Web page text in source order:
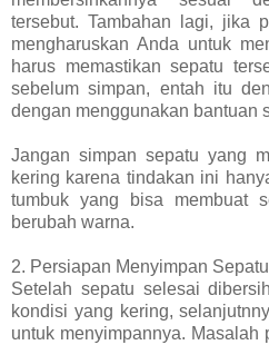
tersebut. Tambahan lagi, jika
mengharuskan Anda untuk
harus memastikan sepatu
sebelum simpan, entah itu
dengan menggunakan bantuan
Jangan simpan sepatu yang
kering karena tindakan ini
tumbuk yang bisa membuat
berubah warna.
2. Persiapan Menyimpan Sepatu
Setelah sepatu selesai
kondisi yang kering,
untuk menyimpannya. Masalah